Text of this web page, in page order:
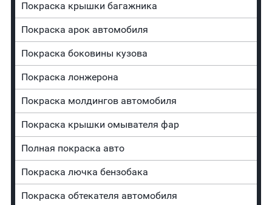
Покраска крышки багажника
Покраска арок автомобиля
Покраска боковины кузова
Покраска лонжерона
Покраска молдингов автомобиля
Покраска крышки омывателя фар
Полная покраска авто
Покраска лючка бензобака
Покраска обтекателя автомобиля